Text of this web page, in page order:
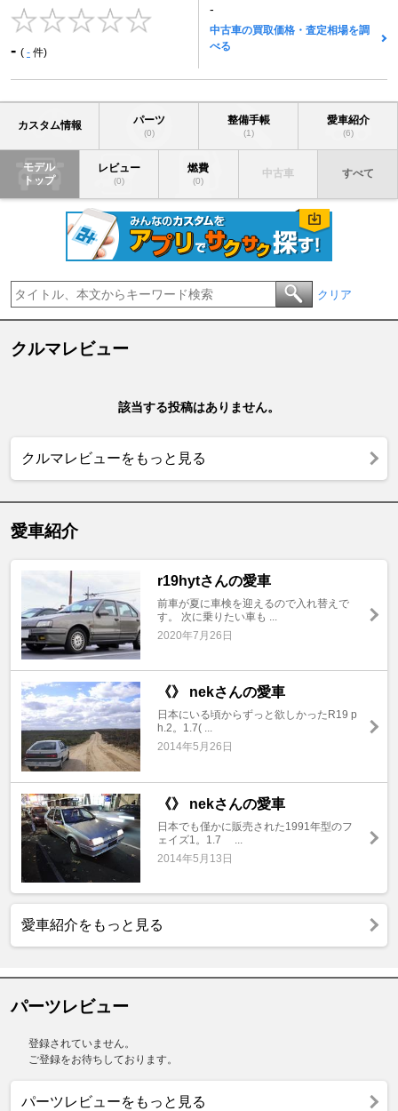
- ( - 件)
-
中古車の買取価格・査定相場を調
べる
カスタム情報 パーツ
(0)
整備手帳
(1)
愛車紹介
(6)
モデル
トップ
レビュー
(0)
燃費
(0)
中古車 すべて
クリア
クルマレビュー
該当する投稿はありません。
クルマレビューをもっと見る
愛車紹介
r19hytさんの愛車
前車が夏に車検を迎えるので入れ替えで
す。 次に乗りたい車も ...
2020年7月26日
《》 nekさんの愛車
日本にいる頃からずっと欲しかったR19 p
h.2。1.7( ...
2014年5月26日
《》 nekさんの愛車
日本でも僅かに販売された1991年型のフ
ェイズ1。1.7 ...
2014年5月13日
愛車紹介をもっと見る
パーツレビュー
登録されていません。
ご登録をお待ちしております。
パーツレビューをもっと見る